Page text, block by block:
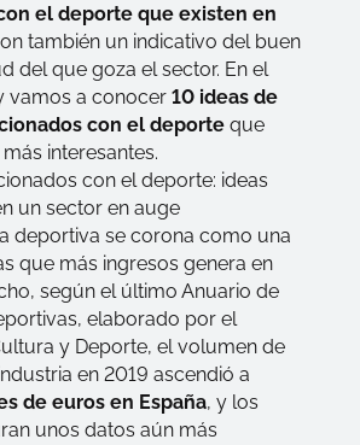
el deporte que existen en
también un indicativo del buen
del que goza el sector. En el
vamos a conocer10 ideas de
con el deporte que
interesantes.
con el deporte: ideas
un sector en auge
deportiva se corona como una
que más ingresos genera en
según el último Anuario de
, elaborado por el
y Deporte, el volumen de
en 2019 ascendió a
de euros en España, y los
unos datos aún más